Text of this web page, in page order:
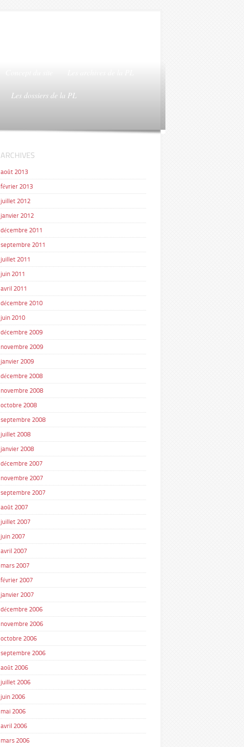
Les dossiers de la PL
ARCHIVES
août 2013
février 2013
juillet 2012
janvier 2012
décembre 2011
septembre 2011
juillet 2011
juin 2011
avril 2011
décembre 2010
juin 2010
décembre 2009
novembre 2009
janvier 2009
décembre 2008
novembre 2008
octobre 2008
septembre 2008
juillet 2008
janvier 2008
décembre 2007
novembre 2007
septembre 2007
août 2007
juillet 2007
juin 2007
avril 2007
mars 2007
février 2007
janvier 2007
décembre 2006
novembre 2006
octobre 2006
septembre 2006
août 2006
juillet 2006
juin 2006
mai 2006
avril 2006
mars 2006